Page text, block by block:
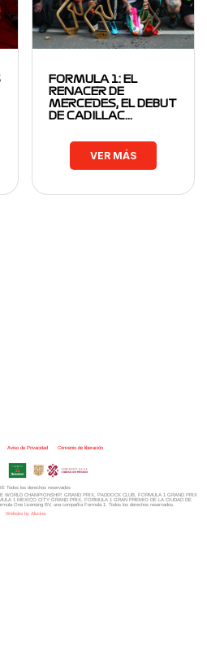
FORMULA 1: EL
RENACER DE
MERCEDES, EL DEBUT
DE CADILLAC…
VER MÁS
Aviso de Privacidad| Convenio de liberación
Todos los derechos reservados
WORLD CHAMPIONSHIP, GRAND PRIX, PADDOCK CLUB,
FORMULA 1 GRAND PRIX
1 MEXICO CITY GRAND PRIX, FORMULA 1 GRAN PREMIO DE LA CIUDAD DE
One Licensing BV, una compañía Formula 1. Todos los derechos reservados.
Website by Alucina